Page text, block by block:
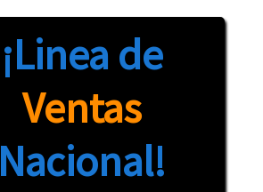
¡Linea de
Ventas
Nacional!